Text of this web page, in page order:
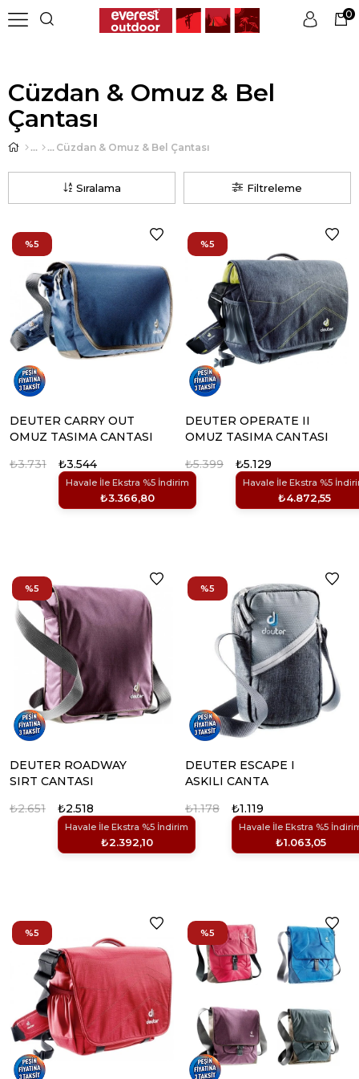
0
Cüzdan & Omuz & Bel
Çantası
Cüzdan & Omuz & Bel Çantası
Filtreleme
Sıralama
DEUTER CARRY OUT
OMUZ TASIMA CANTASI
₺3.544
Havale İle Ekstra %5 İndirim
₺3.366,80
₺3.731
%5
DEUTER OPERATE II
OMUZ TASIMA CANTASI
₺5.129
Havale İle Ekstra %5
₺4.872,55
₺5.399
%5
DEUTER ROADWAY
SIRT CANTASI
₺2.518
Havale İle Ekstra %5 İndirim
₺2.392,10
₺2.651
%5
DEUTER ESCAPE I
ASKILI CANTA
₺1.119
Havale İle Ekstra %5
₺1.063,05
₺1.178
%5
%5 %5